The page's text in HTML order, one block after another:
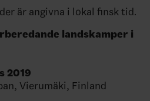
är angivna i lokal finsk tid.
landskamper i
2019
Vierumäki, Finland